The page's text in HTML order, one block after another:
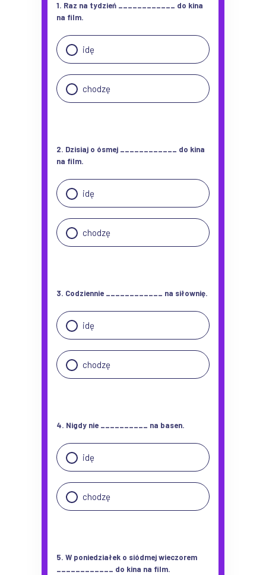
1. Raz na tydzień ____________ do kina
na film.
idę
chodzę
2. Dzisiaj o ósmej ____________ do kina
na film.
idę
chodzę
3. Codziennie ____________ na siłownię.
idę
chodzę
4. Nigdy nie __________ na basen.
idę
chodzę
5. W poniedziałek o siódmej wieczorem
____________ do kina na film.